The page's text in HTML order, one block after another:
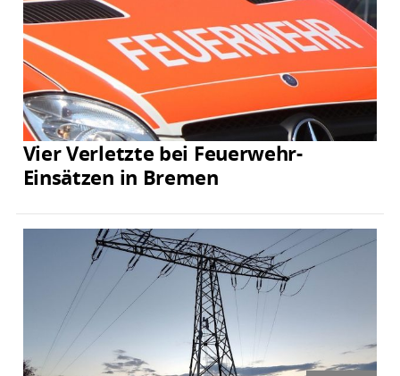
Vier Verletzte bei Feuerwehr-
Einsätzen in Bremen